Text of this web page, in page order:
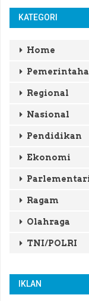
KATEGORI
Home
Regional
Nasional
Pendidikan
Ekonomi
Ragam
Olahraga
TNI/POLRI
IKLAN